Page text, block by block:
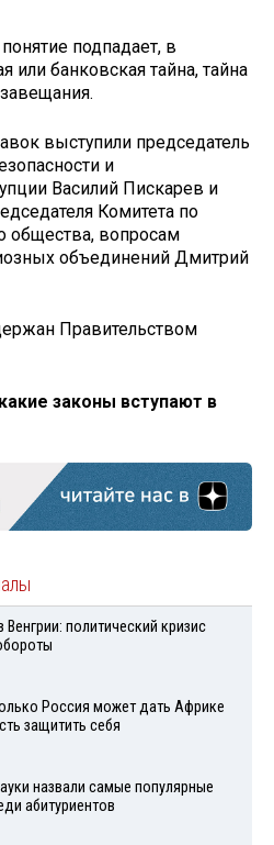
подпадает, в
или банковская тайна, тайна
выступили председатель
и
Василий Пискарев и
Комитета по
общества, вопросам
объединений Дмитрий
Правительством
законы вступают в
Венгрии: политический кризис
Россия может дать Африке
защитить себя
назвали самые популярные
абитуриентов